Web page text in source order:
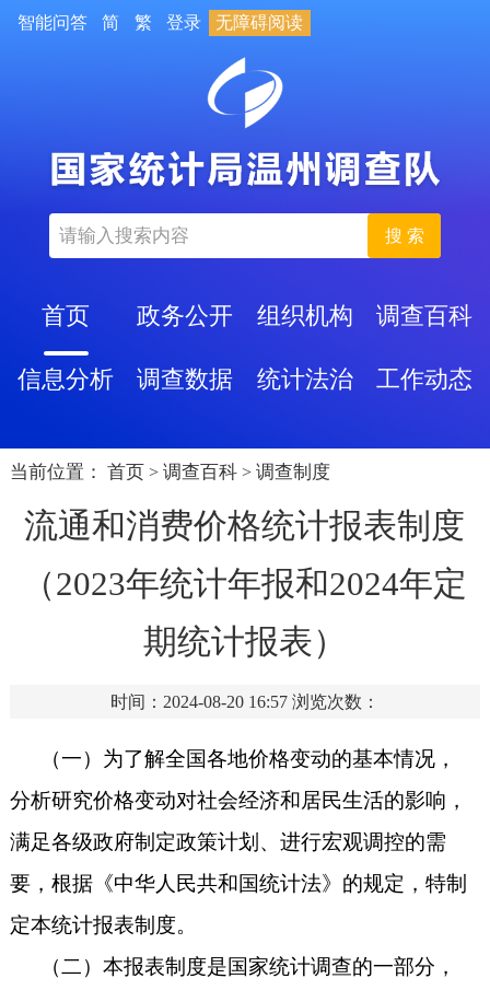
智能问答 简 繁 登录 无障碍阅读
搜 索
首页 政务公开 组织机构 调查百科
信息分析 调查数据 统计法治 工作动态
当前位置： 首页 > 调查百科 > 调查制度
流通和消费价格统计报表制度
（2023年统计年报和2024年定
期统计报表）
时间：2024-08-20 16:57 浏览次数：
（一）为了解全国各地价格变动的基本情况，
分析研究价格变动对社会经济和居民生活的影响，
满足各级政府制定政策计划、进行宏观调控的需
要，根据《中华人民共和国统计法》的规定，特制
定本统计报表制度。
（二）本报表制度是国家统计调查的一部分，